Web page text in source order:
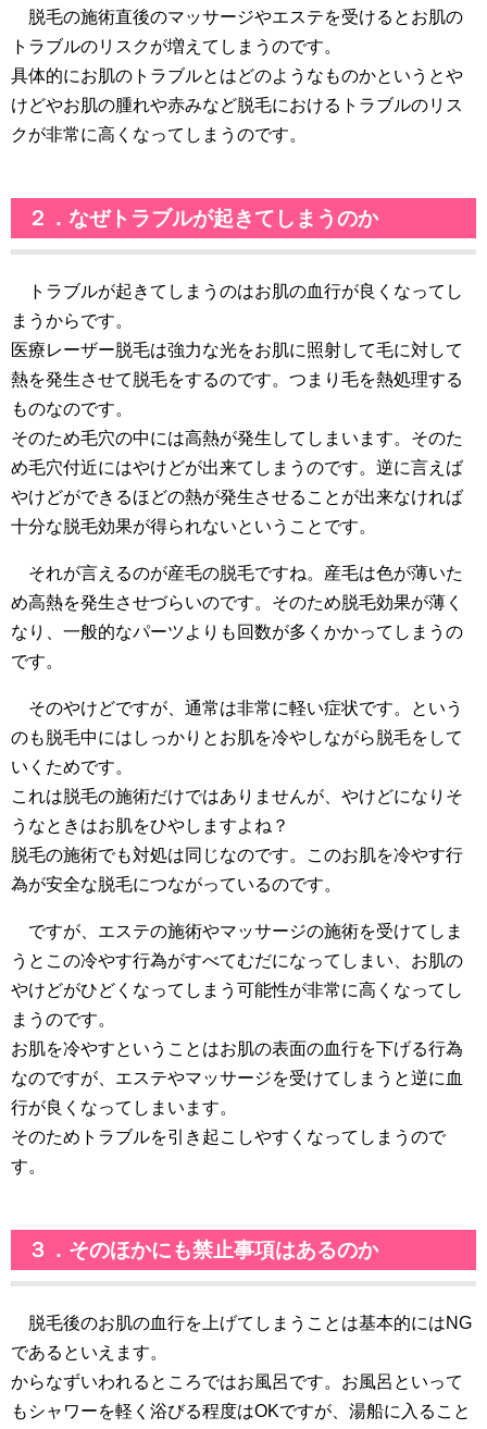
脱毛の施術直後のマッサージやエステを受けるとお肌の
トラブルのリスクが増えてしまうのです。
具体的にお肌のトラブルとはどのようなものかというとや
けどやお肌の腫れや赤みなど脱毛におけるトラブルのリス
クが非常に高くなってしまうのです。
２．なぜトラブルが起きてしまうのか
トラブルが起きてしまうのはお肌の血行が良くなってし
まうからです。
医療レーザー脱毛は強力な光をお肌に照射して毛に対して
熱を発生させて脱毛をするのです。つまり毛を熱処理する
ものなのです。
そのため毛穴の中には高熱が発生してしまいます。そのた
め毛穴付近にはやけどが出来てしまうのです。逆に言えば
やけどができるほどの熱が発生させることが出来なければ
十分な脱毛効果が得られないということです。
それが言えるのが産毛の脱毛ですね。産毛は色が薄いた
め高熱を発生させづらいのです。そのため脱毛効果が薄く
なり、一般的なパーツよりも回数が多くかかってしまうの
です。
そのやけどですが、通常は非常に軽い症状です。という
のも脱毛中にはしっかりとお肌を冷やしながら脱毛をして
いくためです。
これは脱毛の施術だけではありませんが、やけどになりそ
うなときはお肌をひやしますよね？
脱毛の施術でも対処は同じなのです。このお肌を冷やす行
為が安全な脱毛につながっているのです。
ですが、エステの施術やマッサージの施術を受けてしま
うとこの冷やす行為がすべてむだになってしまい、お肌の
やけどがひどくなってしまう可能性が非常に高くなってし
まうのです。
お肌を冷やすということはお肌の表面の血行を下げる行為
なのですが、エステやマッサージを受けてしまうと逆に血
行が良くなってしまいます。
そのためトラブルを引き起こしやすくなってしまうので
す。
３．そのほかにも禁止事項はあるのか
脱毛後のお肌の血行を上げてしまうことは基本的にはNG
であるといえます。
からなずいわれるところではお風呂です。お風呂といって
もシャワーを軽く浴びる程度はOKですが、湯船に入ること